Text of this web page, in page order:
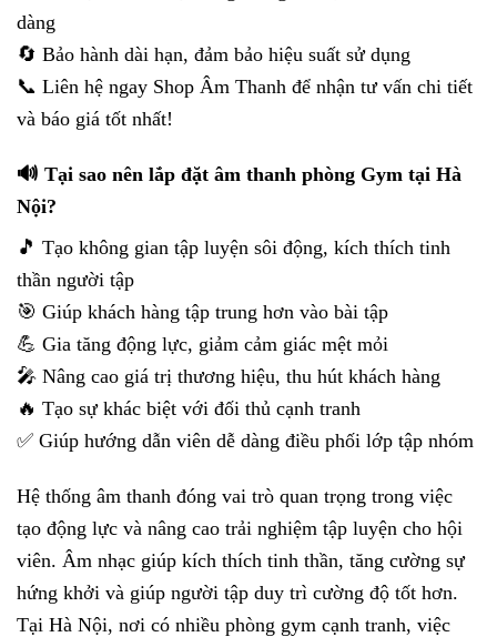
dàng
🔄 Bảo hành dài hạn, đảm bảo hiệu suất sử dụng
📞 Liên hệ ngay Shop Âm Thanh để nhận tư vấn chi tiết
và báo giá tốt nhất!
🔊 Tại sao nên lắp đặt âm thanh phòng Gym tại Hà
Nội?
🎵 Tạo không gian tập luyện sôi động, kích thích tinh
thần người tập
🎯 Giúp khách hàng tập trung hơn vào bài tập
💪 Gia tăng động lực, giảm cảm giác mệt mỏi
🎤 Nâng cao giá trị thương hiệu, thu hút khách hàng
🔥 Tạo sự khác biệt với đối thủ cạnh tranh
✅ Giúp hướng dẫn viên dễ dàng điều phối lớp tập nhóm
Hệ thống âm thanh đóng vai trò quan trọng trong việc
tạo động lực và nâng cao trải nghiệm tập luyện cho hội
viên. Âm nhạc giúp kích thích tinh thần, tăng cường sự
hứng khởi và giúp người tập duy trì cường độ tốt hơn.
Tại Hà Nội, nơi có nhiều phòng gym cạnh tranh, việc